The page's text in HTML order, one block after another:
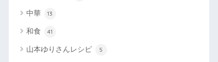
中華 13
和食 41
山本ゆりさんレシピ 5